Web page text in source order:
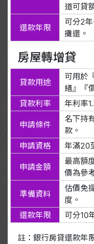
道可貸
還款年限
可分2
攤還。
房屋轉增貸
貸款用途
可用於
繕』『
貸款利率
年利率
申請條件
名下持
款。
申請資格
年滿20
申請金額
最高額
價為參
準備資料
估價免
度。
還款年限
可分10
註：銀行房貸還款年